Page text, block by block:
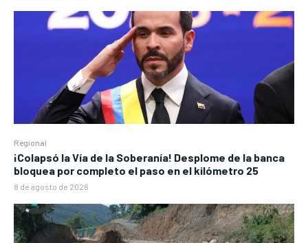
Regional
¡Colapsó la Vía de la Soberanía! Desplome de la banca
bloquea por completo el paso en el kilómetro 25
8 de agosto de 2026